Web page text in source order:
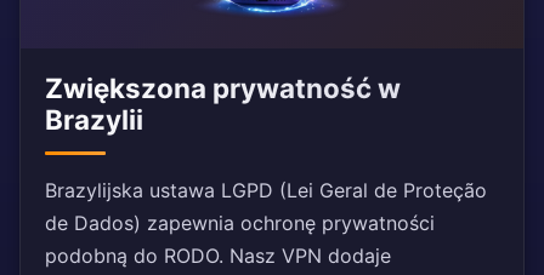
Zwiększona prywatność w
Brazylii
Brazylijska ustawa LGPD (Lei Geral de Proteção
de Dados) zapewnia ochronę prywatności
podobną do RODO. Nasz VPN dodaje